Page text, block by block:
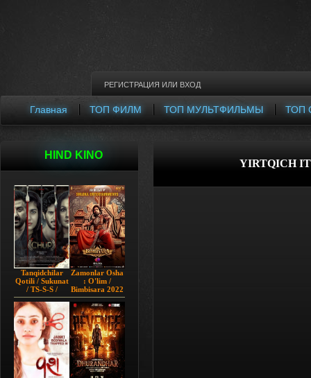
РЕГИСТРАЦИЯ ИЛИ ВХОД
ТОП
ТОП МУЛЬТФИЛЬМЫ
ТОП ФИЛМ
Главная
HIND KINO
Tanqidchilar
Qotili / Sukunat
/ TS-S-S /
Jimjitlik
Ortidagi Sir /
Chup 2022 HD
Hind kino
Zamonlar Osha
: O'lim /
Bimbisara 2022
Hind kino
Uzbek tilida
YIRTQICH